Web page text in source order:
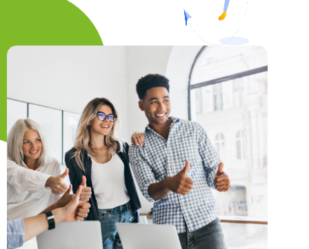
VOTRE
SOLUTION